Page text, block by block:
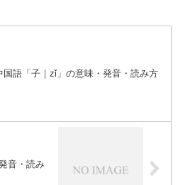
国語「子｜zǐ」の意味・発音・読み方
音・読み